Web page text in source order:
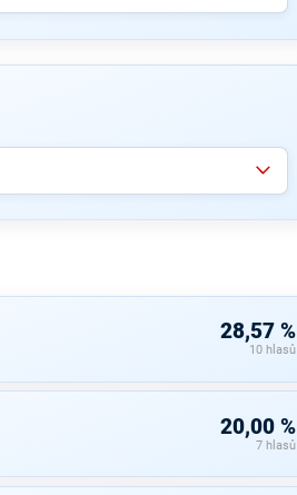
28,57 %
10 hlasů
20,00 %
7 hlasů